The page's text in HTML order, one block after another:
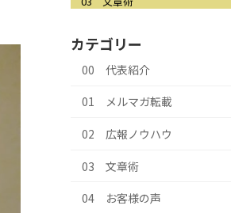
カテゴリー
00 代表紹介
01 メルマガ転載
02 広報ノウハウ
03 文章術
04 お客様の声